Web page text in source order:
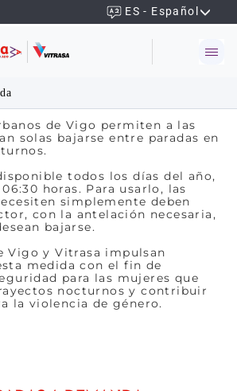
ES - Español
de Vigo permiten a las
solas bajarse entre paradas en
todos los días del año,
horas. Para usarlo, las
simplemente deben
con la antelación necesaria,
bajarse.
Vigo y Vitrasa impulsan
medida con el fin de
para las mujeres que
nocturnos y contribuir
la violencia de género.